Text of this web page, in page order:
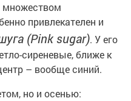
множеством
привлекателен и
(Pink sugar). У его
сиреневые, ближе к
– вообще синий.
но и осенью: